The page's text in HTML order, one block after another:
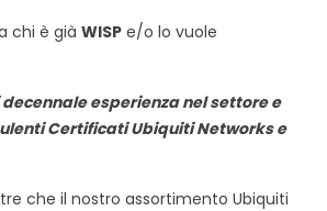
chi è già WISP e/o lo vuole
esperienza nel settore e
Certificati Ubiquiti Networks e
che il nostro assortimento Ubiquiti